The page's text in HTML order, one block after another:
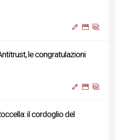
le congratulazioni
il cordoglio del